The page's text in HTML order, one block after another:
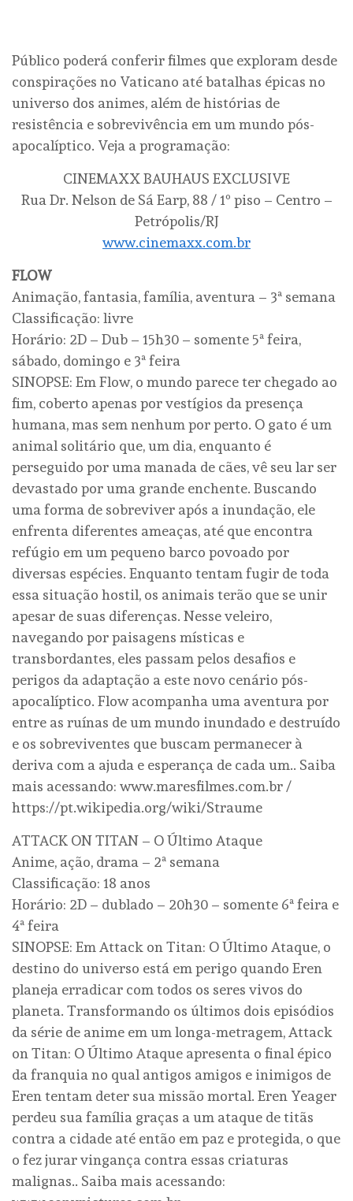
Público poderá conferir filmes que exploram desde
conspirações no Vaticano até batalhas épicas no
universo dos animes, além de histórias de
resistência e sobrevivência em um mundo pós-
apocalíptico. Veja a programação:
CINEMAXX BAUHAUS EXCLUSIVE
Rua Dr. Nelson de Sá Earp, 88 / 1º piso – Centro –
Petrópolis/RJ
www.cinemaxx.com.br
FLOW
Animação, fantasia, família, aventura – 3ª semana
Classificação: livre
Horário: 2D – Dub – 15h30 – somente 5ª feira,
sábado, domingo e 3ª feira
SINOPSE: Em Flow, o mundo parece ter chegado ao
fim, coberto apenas por vestígios da presença
humana, mas sem nenhum por perto. O gato é um
animal solitário que, um dia, enquanto é
perseguido por uma manada de cães, vê seu lar ser
devastado por uma grande enchente. Buscando
uma forma de sobreviver após a inundação, ele
enfrenta diferentes ameaças, até que encontra
refúgio em um pequeno barco povoado por
diversas espécies. Enquanto tentam fugir de toda
essa situação hostil, os animais terão que se unir
apesar de suas diferenças. Nesse veleiro,
navegando por paisagens místicas e
transbordantes, eles passam pelos desafios e
perigos da adaptação a este novo cenário pós-
apocalíptico. Flow acompanha uma aventura por
entre as ruínas de um mundo inundado e destruído
e os sobreviventes que buscam permanecer à
deriva com a ajuda e esperança de cada um.. Saiba
mais acessando: www.maresfilmes.com.br /
https://pt.wikipedia.org/wiki/Straume
ATTACK ON TITAN – O Último Ataque
Anime, ação, drama – 2ª semana
Classificação: 18 anos
Horário: 2D – dublado – 20h30 – somente 6ª feira e
4ª feira
SINOPSE: Em Attack on Titan: O Último Ataque, o
destino do universo está em perigo quando Eren
planeja erradicar com todos os seres vivos do
planeta. Transformando os últimos dois episódios
da série de anime em um longa-metragem, Attack
on Titan: O Último Ataque apresenta o final épico
da franquia no qual antigos amigos e inimigos de
Eren tentam deter sua missão mortal. Eren Yeager
perdeu sua família graças a um ataque de titãs
contra a cidade até então em paz e protegida, o que
o fez jurar vingança contra essas criaturas
malignas.. Saiba mais acessando: